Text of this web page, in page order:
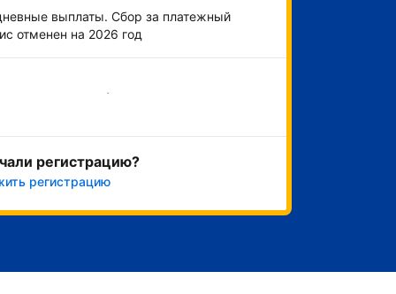
выплаты. Сбор за платежный
отменен на 2026 год
Начать
регистрацию?
регистрацию